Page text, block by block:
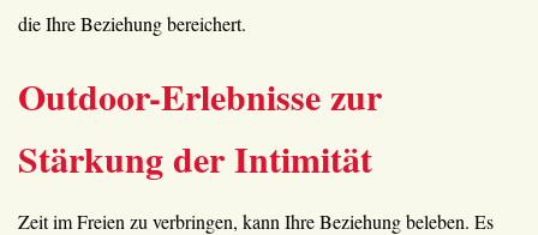
die Ihre Beziehung bereichert.
Outdoor-Erlebnisse zur
Stärkung der Intimität
Zeit im Freien zu verbringen, kann Ihre Beziehung beleben. Es